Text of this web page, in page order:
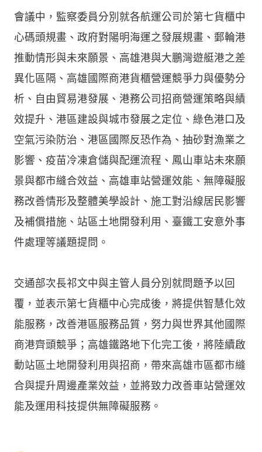
會議中，監察委員分別就各航運公司於第七貨櫃中
心碼頭規畫、政府對陽明海運之發展規畫、郵輪港
推動情形與未來願景、高雄港與大鵬灣遊艇港之差
異化區隔、高雄國際商港貨櫃營運競爭力與優勢分
析、自由貿易港發展、港務公司招商營運策略與績
效提升、港區建設與城市發展之定位、綠色港口及
空氣污染防治、港區國際反恐作為、抽砂對漁業之
影響、疫苗冷凍倉儲與配運流程、鳳山車站未來願
景與都市縫合效益、高雄車站營運效能、無障礙服
務改善情形及整體美學設計、施工對沿線居民影響
及補償措施、站區土地開發利用、臺鐵工安意外事
件處理等議題提問。
交通部次長祁文中與主管人員分別就問題予以回
覆，並表示第七貨櫃中心完成後，將提供智慧化效
能服務，改善港區服務品質，努力與世界其他國際
商港齊頭競爭；高雄鐵路地下化完工後，將陸續啟
動站區土地開發利用與招商，帶來高雄市區都市縫
合與提升周邊產業效益，並將致力改善車站營運效
能及運用科技提供無障礙服務。